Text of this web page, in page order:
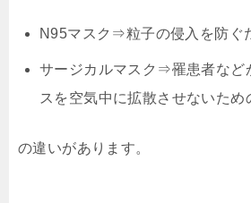
N95マスク⇒粒子の侵入を防ぐ
サージカルマスク⇒罹患者など
スを空気中に拡散させないため
の違いがあります。